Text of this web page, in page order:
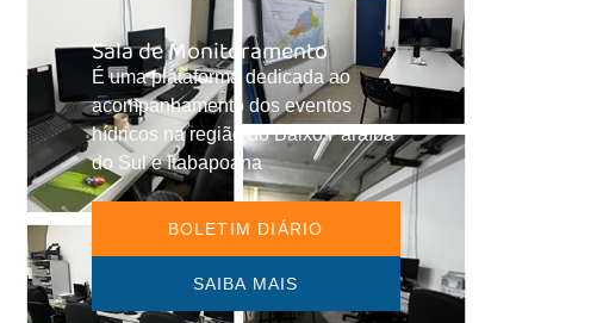
Sala de Monitoramento
É uma plataforma dedicada ao
acompanhamento dos eventos
hídricos na região do Baixo Paraíba
do Sul e Itabapoana
BOLETIM DIÁRIO
SAIBA MAIS